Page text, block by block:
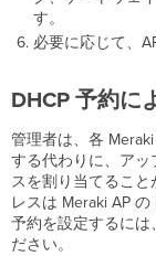
す。
必要に応じて、
DHCP予約に
管理者は、各
する代わりに、アッ
スを割り当てること
レスは Meraki AP
予約を設定するには
ださい。